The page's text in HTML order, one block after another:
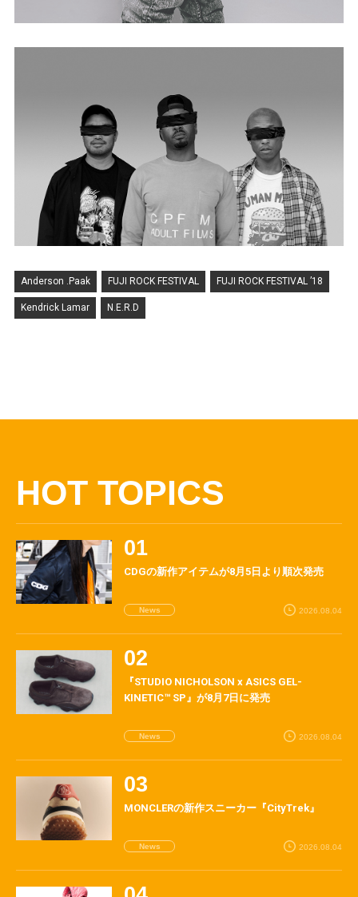
Anderson .Paak FUJI ROCK FESTIVAL FUJI ROCK FESTIVAL ’18
Kendrick Lamar N.E.R.D
HOT TOPICS
CDGの新作アイテムが8月5日より順次発売
News 2026.08.04
『STUDIO NICHOLSON x ASICS GEL-
KINETIC™ SP』が8月7日に発売
News 2026.08.04
MONCLERの新作スニーカー『CityTrek』
News 2026.08.04